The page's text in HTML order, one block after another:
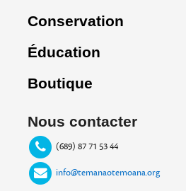
Conservation
Éducation
Boutique
Nous contacter
(689) 87 71 53 44
info@temanaotemoana.org